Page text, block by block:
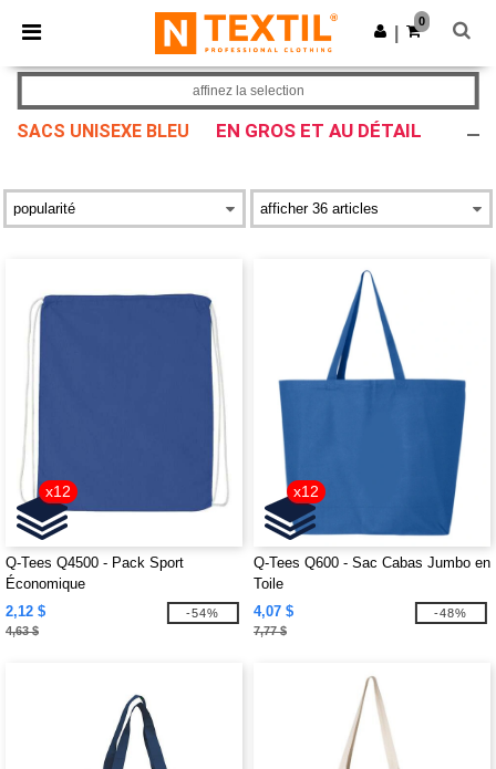
× Appli Ntextil
Meilleurs prix sur l’app !
Obtenir l'appli
0
SACS UNISEXE BLEU EN GROS ET AU DÉTAIL
affinez la selection
x12
Q-Tees Q4500 - Pack Sport
Économique
2,12 $
4,63 $
-54%
x12
Q-Tees Q600 - Sac Cabas Jumbo en
Toile
4,07 $
7,77 $
-48%